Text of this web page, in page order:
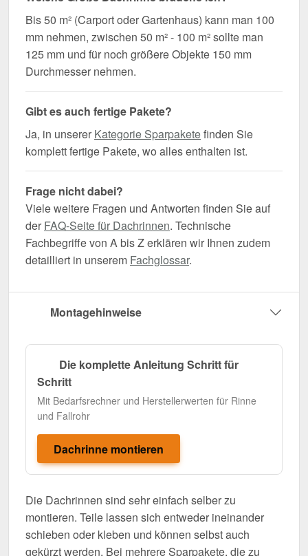
Bis 50 m² (Carport oder Gartenhaus) kann man 100
mm nehmen, zwischen 50 m² - 100 m² sollte man
125 mm und für noch größere Objekte 150 mm
Durchmesser nehmen.
Gibt es auch fertige Pakete?
Ja, in unserer Kategorie Sparpaketefinden Sie
komplett fertige Pakete, wo alles enthalten ist.
Frage nicht dabei?
Viele weitere Fragen und Antworten finden Sie auf
der FAQ-Seite für Dachrinnen. Technische
Fachbegriffe von A bis Z erklären wir Ihnen zudem
detailliert in unserem Fachglossar.
Montagehinweise
Die komplette Anleitung Schritt für
Schritt
Mit Bedarfsrechner und Herstellerwerten für Rinne
und Fallrohr
Dachrinne montieren
Die Dachrinnen sind sehr einfach selber zu
montieren. Teile lassen sich entweder ineinander
schieben oder kleben und können selbst auch
gekürzt werden. Bei mehrere Sparpakete, die zu